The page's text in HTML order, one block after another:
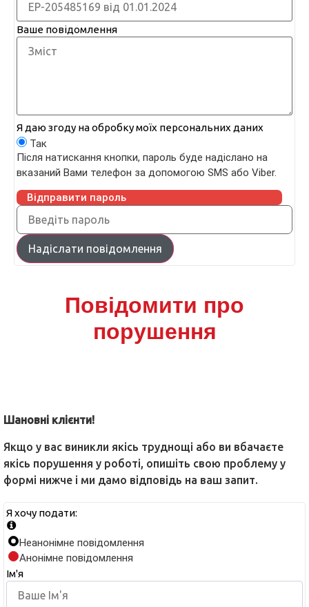
Ваше повідомлення
Я даю згоду на обробку моїх персональних даних
Так
Після натискання кнопки, пароль буде надіслано на
вказаний Вами телефон за допомогою SMS або Viber.
Відправити пароль
Надіслати повідомлення
Повідомити про
порушення
Шановні клієнти!
Якщо у вас виникли якісь труднощі або ви вбачаєте
якісь порушення у роботі, опишіть свою проблему у
формі нижче і ми дамо відповідь на ваш запит.
Я хочу подати:
Неанонімне повідомлення
Анонімне повідомлення
Ім'я